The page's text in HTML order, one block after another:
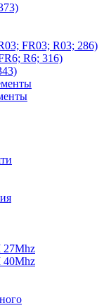
FR03; R03; 286)
R6; 316)
27Mhz
40Mhz